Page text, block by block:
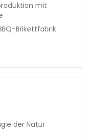
mit
Brikettfabrik
der Natur